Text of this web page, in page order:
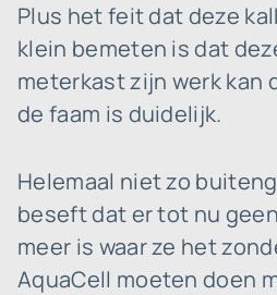
Plus het feit dat deze
klein bemeten is dat
meterkast zijn werk kan
de faam is duidelijk.
Helemaal niet zo
beseft dat er tot nu
meer is waar ze het
AquaCell moeten doen